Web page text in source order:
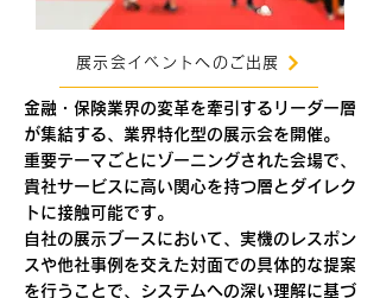
展示会イベントへのご出展
金融・保険業界の変革を牽引するリーダー層
が集結する、業界特化型の展示会を開催。
重要テーマごとにゾーニングされた会場で、
貴社サービスに高い関心を持つ層とダイレク
トに接触可能です。
自社の展示ブースにおいて、実機のレスポン
スや他社事例を交えた対面での具体的な提案
を行うことで、システムへの深い理解に基づ